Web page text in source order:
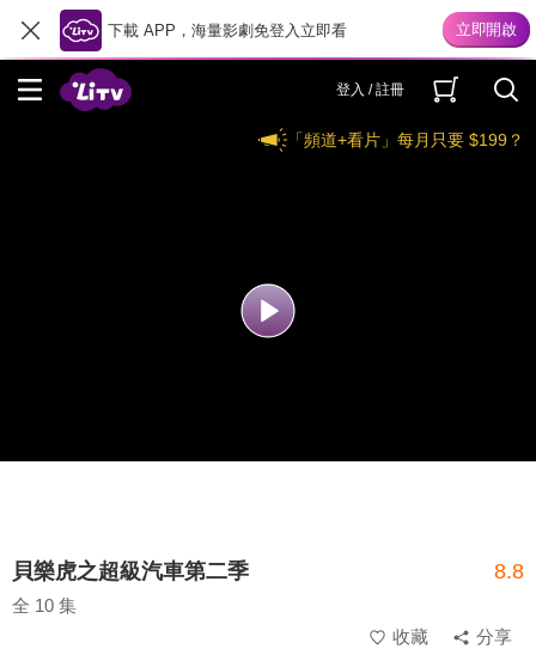
下載 APP，海量影劇免登入立即看
登入 / 註冊
「頻道+看片」每月只要 $199？
貝樂虎之超級汽車第二季 8.8
全 10 集
收藏
分享